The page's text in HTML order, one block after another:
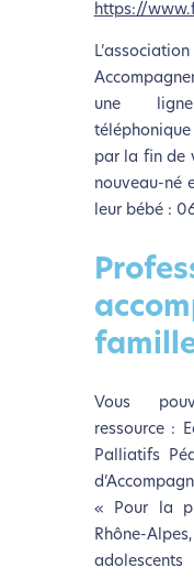
https://
L’association
une
par la fin de
nouveau-né
leur bébé :
Vous
ressource :
Palliatifs
« Pour la
Rhône-